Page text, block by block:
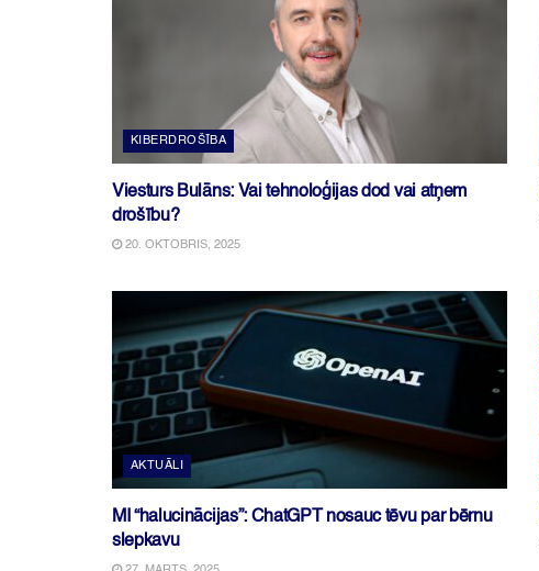
KIBERDROŠĪBA
Viesturs Bulāns: Vai tehnoloģijas dod vai atņem
drošību?
20. OKTOBRIS, 2025
AKTUĀLI
MI “halucinācijas”: ChatGPT nosauc tēvu par bērnu
slepkavu